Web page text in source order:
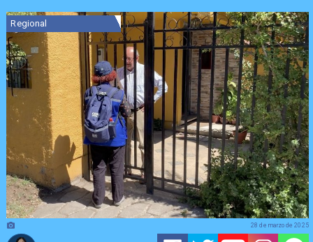
Regional
28 de marzo de 2025